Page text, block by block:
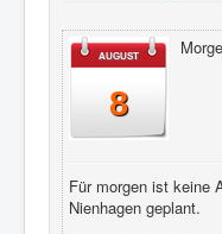
AUGUST
8
Für morgen ist keine
Nienhagen geplant.